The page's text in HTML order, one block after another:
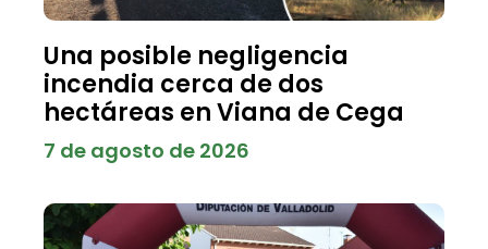
Una posible negligencia
incendia cerca de dos
hectáreas en Viana de Cega
7 de agosto de 2026